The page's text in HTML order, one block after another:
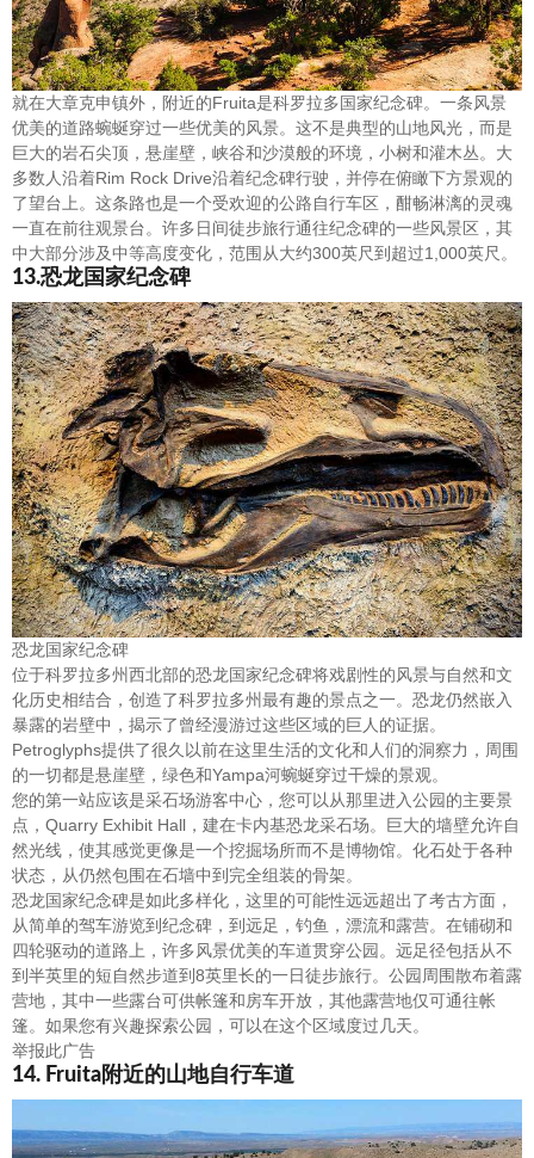
就在大章克申镇外，附近的Fruita是科罗拉多国家纪念碑。一条风景
优美的道路蜿蜒穿过一些优美的风景。这不是典型的山地风光，而是
巨大的岩石尖顶，悬崖壁，峡谷和沙漠般的环境，小树和灌木丛。大
多数人沿着Rim Rock Drive沿着纪念碑行驶，并停在俯瞰下方景观的
了望台上。这条路也是一个受欢迎的公路自行车区，酣畅淋漓的灵魂
一直在前往观景台。许多日间徒步旅行通往纪念碑的一些风景区，其
中大部分涉及中等高度变化，范围从大约300英尺到超过1,000英尺。
13.恐龙国家纪念碑
恐龙国家纪念碑
位于科罗拉多州西北部的恐龙国家纪念碑将戏剧性的风景与自然和文
化历史相结合，创造了科罗拉多州最有趣的景点之一。恐龙仍然嵌入
暴露的岩壁中，揭示了曾经漫游过这些区域的巨人的证据。
Petroglyphs提供了很久以前在这里生活的文化和人们的洞察力，周围
的一切都是悬崖壁，绿色和Yampa河蜿蜒穿过干燥的景观。
您的第一站应该是采石场游客中心，您可以从那里进入公园的主要景
点，Quarry Exhibit Hall，建在卡内基恐龙采石场。巨大的墙壁允许自
然光线，使其感觉更像是一个挖掘场所而不是博物馆。化石处于各种
状态，从仍然包围在石墙中到完全组装的骨架。
恐龙国家纪念碑是如此多样化，这里的可能性远远超出了考古方面，
从简单的驾车游览到纪念碑，到远足，钓鱼，漂流和露营。在铺砌和
四轮驱动的道路上，许多风景优美的车道贯穿公园。远足径包括从不
到半英里的短自然步道到8英里长的一日徒步旅行。公园周围散布着露
营地，其中一些露台可供帐篷和房车开放，其他露营地仅可通往帐
篷。如果您有兴趣探索公园，可以在这个区域度过几天。
举报此广告
14. Fruita附近的山地自行车道